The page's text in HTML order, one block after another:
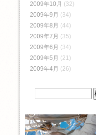
2009年10月 (32)
2009年9月 (34)
2009年8月 (44)
2009年7月 (35)
2009年6月 (34)
2009年5月 (21)
2009年4月 (26)